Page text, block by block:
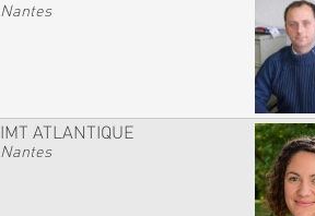
Nantes
IMT ATLANTIQUE
Nantes